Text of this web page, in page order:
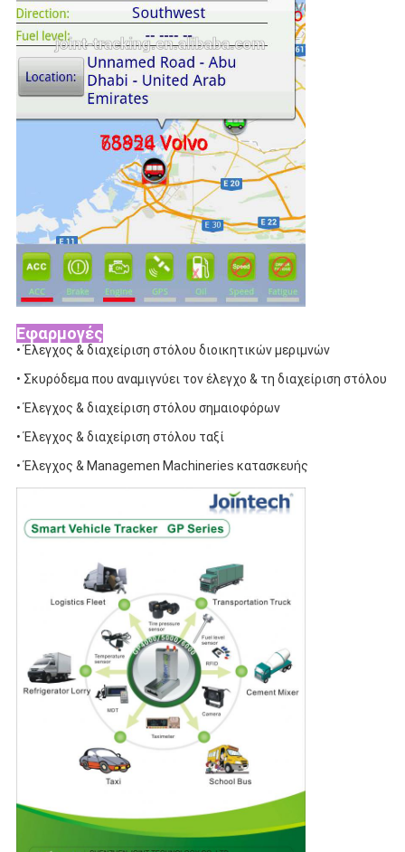
Εφαρμογές
• Έλεγχος & διαχείριση στόλου διοικητικών μεριμνών
• Σκυρόδεμα που αναμιγνύει τον έλεγχο & τη διαχείριση στόλου
• Έλεγχος & διαχείριση στόλου σημαιοφόρων
• Έλεγχος & διαχείριση στόλου ταξί
• Έλεγχος & Managemen Machineries κατασκευής